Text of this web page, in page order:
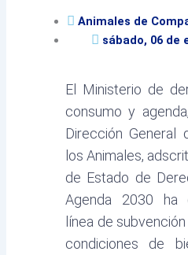
Animales de
sábado, 06 de
El Ministerio de
consumo y
Dirección General
los Animales,
de Estado de
Agenda 2030 ha
línea de
condiciones de